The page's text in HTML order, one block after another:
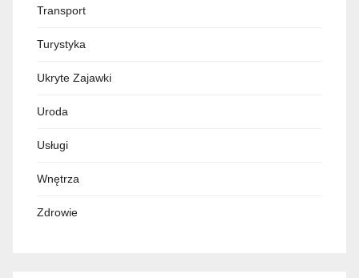
Transport
Turystyka
Ukryte Zajawki
Uroda
Usługi
Wnętrza
Zdrowie